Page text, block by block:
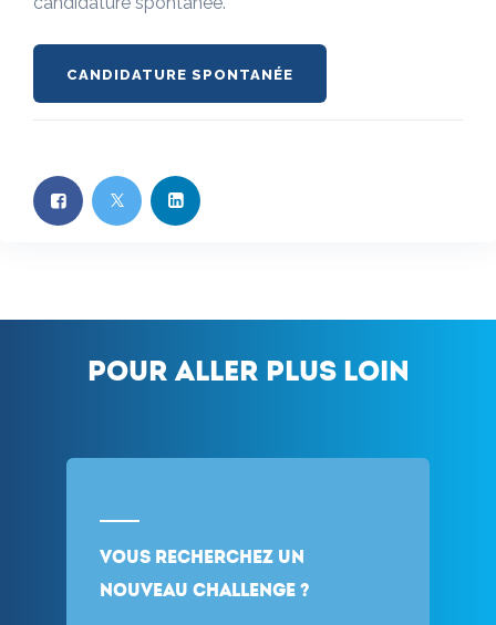
CANDIDATURE SPONTANÉE
Pour aller plus loin
Vous recherchez un
nouveau challenge ?